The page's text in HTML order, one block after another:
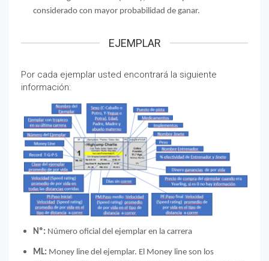
considerado con mayor probabilidad de ganar.
EJEMPLAR
Por cada ejemplar usted encontrará la siguiente
información:
Nº: Número oficial del ejemplar en la carrera
ML: Money line del ejemplar. El Money line son los